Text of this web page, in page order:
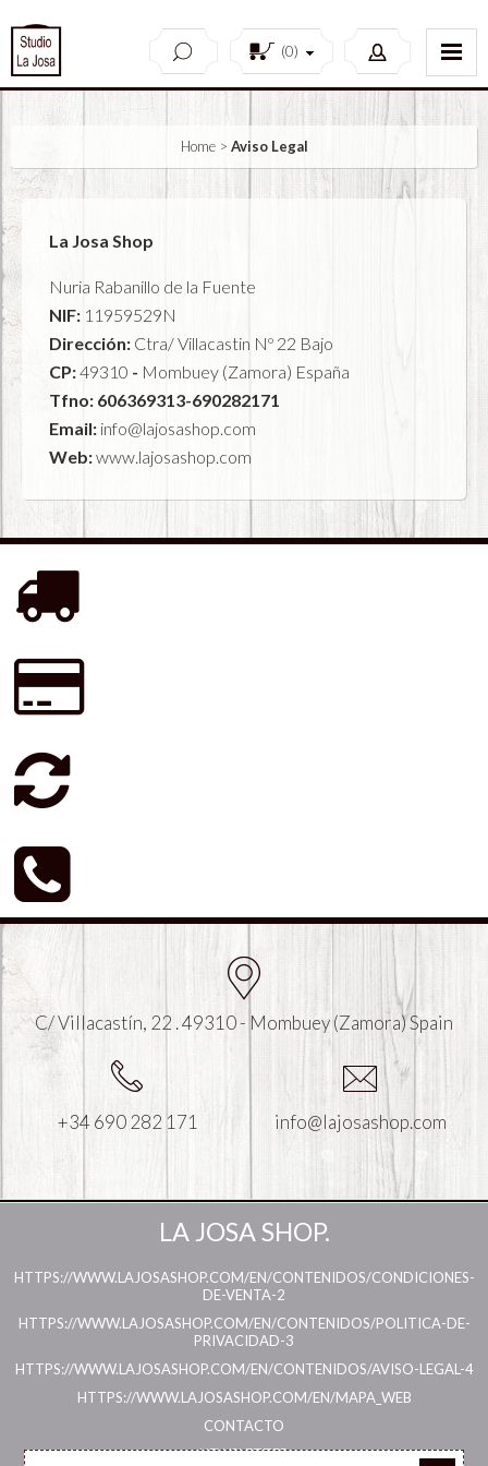
(0)
Home> Aviso Legal
La Josa Shop
Nuria Rabanillo de la Fuente
NIF: 11959529N
Dirección: Ctra/ Villacastin Nº 22 Bajo
CP:49310 - Mombuey (Zamora) España
Tfno: 606369313-690282171
Email: info@lajosashop.com
Web:www.lajosashop.com
C/ Villacastín, 22 . 49310 - Mombuey (Zamora) Spain
+34 690 282 171 info@lajosashop.com
LA JOSA SHOP.
HTTPS://WWW.LAJOSASHOP.COM/EN/CONTENIDOS/CONDICIONES-
DE-VENTA-2
HTTPS://WWW.LAJOSASHOP.COM/EN/CONTENIDOS/POLITICA-DE-
PRIVACIDAD-3
HTTPS://WWW.LAJOSASHOP.COM/EN/CONTENIDOS/AVISO-LEGAL-4
HTTPS://WWW.LAJOSASHOP.COM/EN/MAPA_WEB
CONTACTO
NEWSLETTER